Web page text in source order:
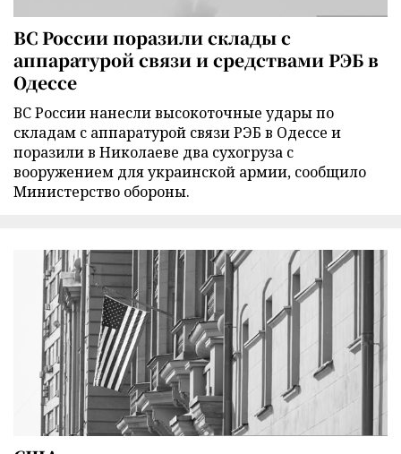
ВС России поразили склады с
аппаратурой связи и средствами РЭБ в
Одессе
ВС России нанесли высокоточные удары по
складам с аппаратурой связи РЭБ в Одессе и
поразили в Николаеве два сухогруза с
вооружением для украинской армии, сообщило
Министерство обороны.